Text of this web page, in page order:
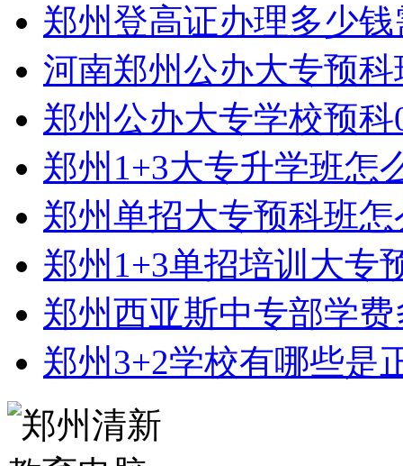
郑州登高证办理多少
河南郑州公办大专预
郑州公办大专学校预
郑州1+3大专升学班怎
郑州单招大专预科班
郑州1+3单招培训大专
郑州西亚斯中专部学
郑州3+2学校有哪些是